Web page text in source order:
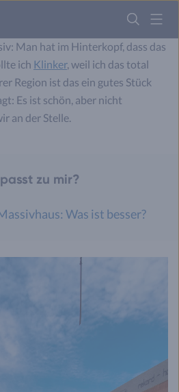
Inhaber hat uns früh erklärt und
Grundsätzlich ging meine
Man hat im Hinterkopf, dass das
ich Klinker, weil ich das total
Region ist das ein gutes Stück
Es ist schön, aber nicht
an der Stelle.
zu mir?
Was ist besser?